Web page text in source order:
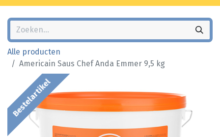
Alle producten
Americain Saus Chef Anda Emmer 9,5 kg
Bestelartikel